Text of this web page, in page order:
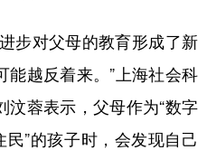
对父母的教育形成了新
能越反着来。”上海社会科
汶蓉表示，父母作为“数字
民”的孩子时，会发现自己